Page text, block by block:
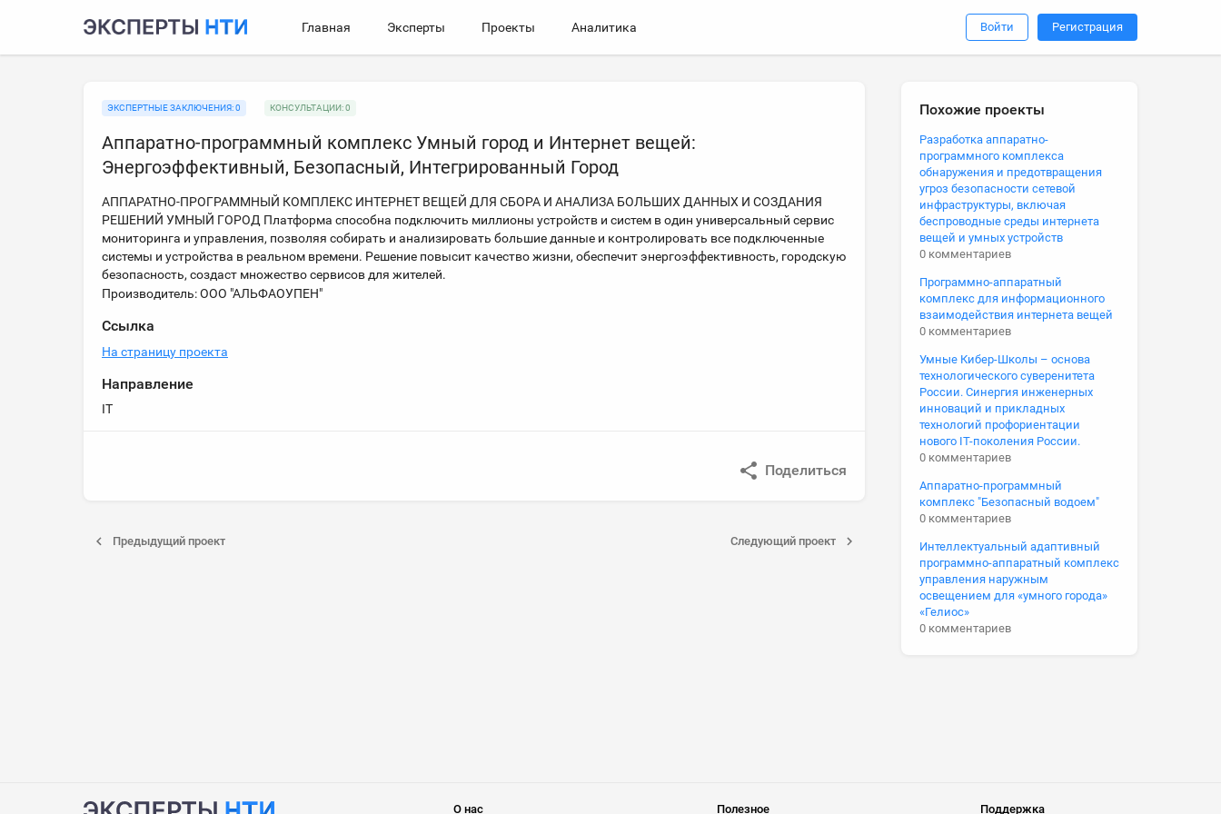
Главная Эксперты Проекты Аналитика Войти Регистрация
ЭКСПЕРТНЫЕ ЗАКЛЮЧЕНИЯ: 0 КОНСУЛЬТАЦИИ: 0
Аппаратно-программный комплекс Умный город и Интернет вещей:
Энергоэффективный, Безопасный, Интегрированный Город
АППАРАТНО-ПРОГРАММНЫЙ КОМПЛЕКС ИНТЕРНЕТ ВЕЩЕЙ ДЛЯ СБОРА И АНАЛИЗА БОЛЬШИХ ДАННЫХ И СОЗДАНИЯ
РЕШЕНИЙ УМНЫЙ ГОРОД Платформа способна подключить миллионы устройств и систем в один универсальный сервис
мониторинга и управления, позволяя собирать и анализировать большие данные и контролировать все подключенные
системы и устройства в реальном времени. Решение повысит качество жизни, обеспечит энергоэффективность, городскую
безопасность, создаст множество сервисов для жителей.
Производитель: ООО "АЛЬФАОУПЕН"
Ссылка
На страницу проекта
Направление
IT
Поделиться
Предыдущий проект Следующий проект
Похожие проекты
Разработка аппаратно-
программного комплекса
обнаружения и предотвращения
угроз безопасности сетевой
инфраструктуры, включая
беспроводные среды интернета
вещей и умных устройств
0 комментариев
Программно-аппаратный
комплекс для информационного
взаимодействия интернета вещей
0 комментариев
Умные Кибер-Школы – основа
технологического суверенитета
России. Синергия инженерных
инноваций и прикладных
технологий профориентации
нового IT-поколения России.
0 комментариев
Аппаратно-программный
комплекс "Безопасный водоем"
0 комментариев
Интеллектуальный адаптивный
программно-аппаратный комплекс
управления наружным
освещением для «умного города»
«Гелиос»
0 комментариев
О нас Полезное Поддержка